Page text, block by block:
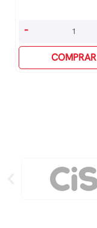
Bíblia
Capa
-
COMPRAR